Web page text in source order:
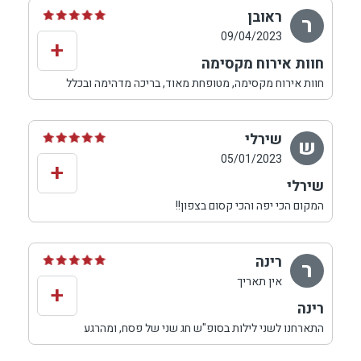
ר ראובן
09/04/2023
חוות אירוח מקסימה
חוות אירוח מקסימה, מטופחת מאוד, בריכה מדהימה ובכלל
כל הסיבה נעימה.
תומר ועמית זוג נפלא שאירחו אותנו במקצועיות.
מומלץ מאוד
+
ש שירלי
05/01/2023
שירלי
המקום הכי יפה והכי קסום בצפון!!
חייבת לחזור.
+
ר רינה
אין תאריך
רינה
התארחנו לשני לילות בסופ"ש חג שני של פסח, ומהרגע
שיצרנו קשר עם עמית קיבלנו מענה מיידי ואדיב לכל שאלה
+